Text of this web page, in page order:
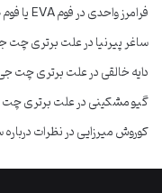
فرامرز واحدیدرفوم EVA یا فوم صنعتی؟ بررسی تفاوت‌ها، مزایا و کاربردها
ساغر پیرنیادرعلت برتری چت
دایه خالقیدرعلت برتری چت
گیو مشکینیدرعلت برتری
کوروش میرزاییدرنظرات